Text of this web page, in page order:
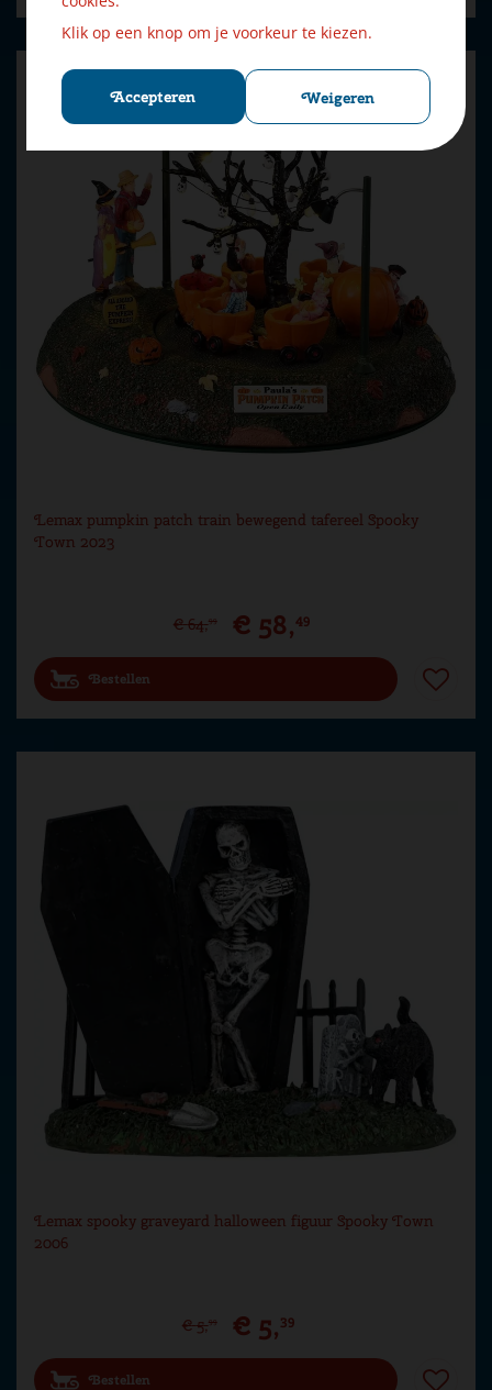
Klik op een knop om je voorkeur te kiezen.
Accepteren Weigeren
Lemax pumpkin patch train bewegend tafereel Spooky
Town 2023
€ 64,99 € 58,49
Bestellen
Lemax spooky graveyard halloween figuur Spooky Town
2006
€ 5,99 € 5,39
Bestellen